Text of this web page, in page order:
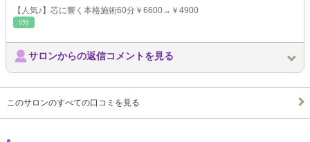
【人気♪】芯に響く本格施術60分￥6600→￥4900
ﾘﾗｸ
サロンからの返信コメントを見る
このサロンのすべての口コミを見る